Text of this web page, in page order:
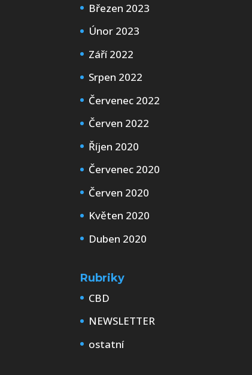
Březen 2023
Únor 2023
Září 2022
Srpen 2022
Červenec 2022
Červen 2022
Říjen 2020
Červenec 2020
Červen 2020
Květen 2020
Duben 2020
Rubriky
CBD
NEWSLETTER
ostatní